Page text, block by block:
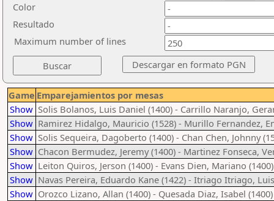
Color
Resultado
Maximum number of lines
Game Emparejamientos por mesas
Show Solis Bolanos, Luis Daniel (1400) - Carrillo Naranjo,
Show Ramirez Hidalgo, Mauricio (1528) - Murillo Fernandez,
Show Solis Sequeira, Dagoberto (1400) - Chan Chen, Johnny
Show Chacon Bermudez, Jeremy (1400) - Martinez Fonseca,
Show Leiton Quiros, Jerson (1400) - Evans Dien, Mariano (1400)
Show Navas Pereira, Eduardo Kane (1422) - Itriago Itriago,
Show Orozco Lizano, Allan (1400) - Quesada Diaz, Isabel (1400)